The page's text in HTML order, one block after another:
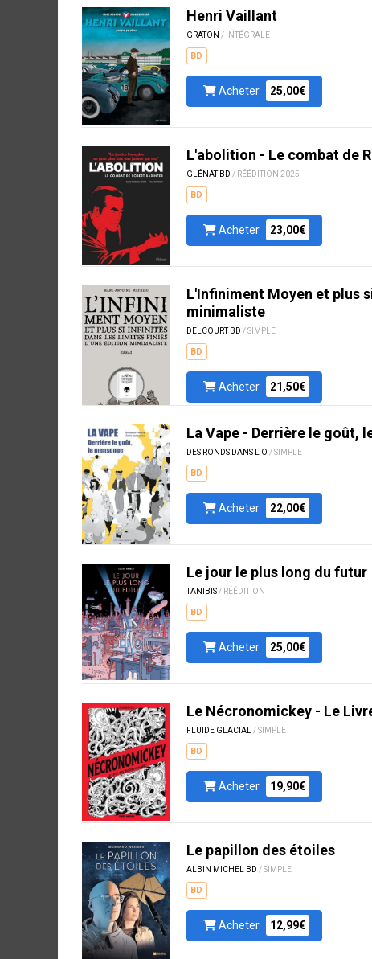
Henri Vaillant
GRATON / INTÉGRALE
BD
Acheter 25,00€
L'abolition - Le combat de
GLÉNAT BD / RÉÉDITION 2025
BD
Acheter 23,00€
L'Infiniment Moyen et plus
minimaliste
DELCOURT BD / SIMPLE
BD
Acheter 21,50€
La Vape - Derrière le goût,
DES RONDS DANS L'O / SIMPLE
BD
Acheter 22,00€
Le jour le plus long du futur
TANIBIS / RÉÉDITION
BD
Acheter 25,00€
Le Nécronomickey - Le
FLUIDE GLACIAL / SIMPLE
BD
Acheter 19,90€
Le papillon des étoiles
ALBIN MICHEL BD / SIMPLE
BD
Acheter 12,99€